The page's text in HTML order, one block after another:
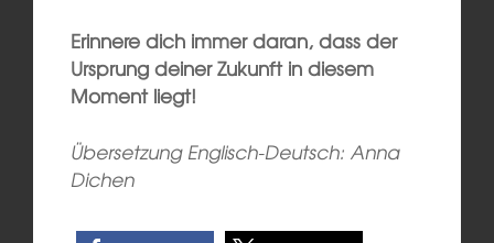
Erinnere dich immer daran, dass der
Ursprung deiner Zukunft in diesem
Moment liegt!
Übersetzung Englisch-Deutsch: Anna
Dichen